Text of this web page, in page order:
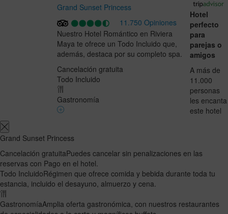
Grand Sunset Princess
11.750 Opiniones
Nuestro Hotel Romántico en Riviera
Maya te ofrece un Todo Incluido que,
además, destaca por su completo spa.
Cancelación gratuita
Todo Incluido
Gastronomía
Hotel
perfecto
para
parejas o
amigos
A más de
11.000
personas
les encanta
este hotel
Grand Sunset Princess
Cancelación gratuitaPuedes cancelar sin penalizaciones en las
reservas con Pago en el hotel.
Todo IncluidoRégimen que ofrece comida y bebida durante toda tu
estancia, incluido el desayuno, almuerzo y cena.
GastronomíaAmplia oferta gastronómica, con nuestros restaurantes